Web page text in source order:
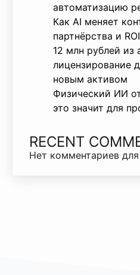
автоматизацию
Как AI меняет
партнёрства и ROI
12 млн рублей из
лицензирование
новым активом
Физический ИИ
это значит для
RECENT
Нет комментариев